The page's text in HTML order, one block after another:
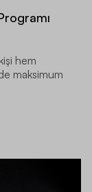
hem
maksimum